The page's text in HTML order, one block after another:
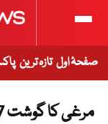
صفحۂ اول تازہ ترین